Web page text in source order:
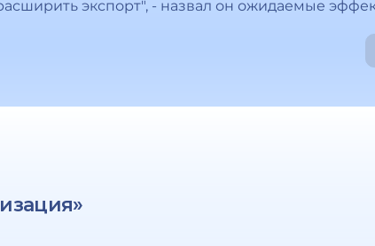
экспорт", - назвал он ожидаемые